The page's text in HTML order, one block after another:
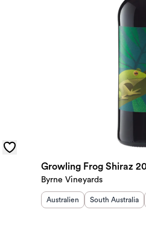
Growling Frog Shiraz
Byrne Vineyards
Herkunftsland:
Australien Herkunftsregion
South Australia